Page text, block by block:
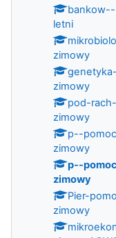
letni
zimowy
zimowy
pod-
zimowy
p--
zimowy
p--
zimowy
Pier-
zimowy